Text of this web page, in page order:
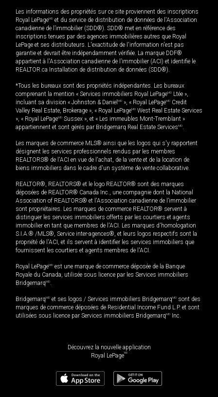
Les informations des propriétés sur ce site proviennent des inscriptions
Royal LePageMD et du service de distribution de données de l'Association
canadienne de l’immobilier (SDD®). SDD® met en référence des
inscriptions tenues par des agences immobilières autres que Royal
LePage et ses distributeurs. L'exactitude de l'information n'est pas
garantie et devrait être indépendamment vérifiée. La marque DDF®
appartient à l'Association canadienne de l’immobilier (ACI) et identifie le
REALTOR.ca Installation de distribution de données (SDD®).
*Tous les bureaux sont des propriétés indépendantes. Les bureaux
comprenant la mention « Services immobiliers Royal LePageMD Ltée »,
incluant sa division « Johnston & Daniel MD », « Royal LePageMD Credit
Valley Real Estate, Brokerage », « Royal LePageMD West Real Estate Services
», « Royal LePageMD Sussex », et « Les immeubles Mont-Tremblant »
appartiennent et sont gérés par Bridgemarq Real Estate ServicesMD
Les marques de commerce MLS® ainsi que les logos qui s'y rapportent
désignent les services professionnels rendus par les membres
REALTORS® de l'ACI en vue de l'achat, de la vente et de la location de
biens immobiliers dans le cadre d'un système de vente collaborative.
REALTOR®, REALTORS® et le logo REALTOR® sont des marques
déposées de REALTOR® Canada Inc., une compagnie dont la National
Association of REALTORS® et l'Association canadienne de l’immobilier
sont propriétaires. Les marques de commerce REALTOR® servent à
distinguer les services immobiliers offerts par les courtiers et agents
immobilier en tant que membres de l'ACI. Les marques d'homologation
S.I.A.® /MLS®, Service inter-agences®, et leurs logos respectifs sont la
propriété de l'ACI, et ils servent à identifier les services immobiliers que
fournissent les courtiers et agents membres de l'ACI.
Royal LePageMD est une marque de commerce déposée de la Banque
Royale du Canada, utilisée sous licence par les Services immobiliers
BridgemarqMD
BridgemarqMD et ses logos / Services immobiliers BridgemarqMD sont des
marques de commerce déposées de Residential Income Fund L.P. et sont
utilisées sous licence par Services immobiliers BridgemarqMD Inc.
Découvrez la nouvelle application
Royal LePageMD